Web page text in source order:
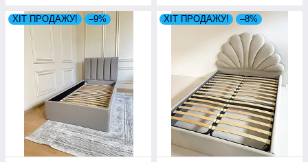
ХІТ ПРОДАЖУ! –9% ХІТ ПРОДАЖУ! –8%